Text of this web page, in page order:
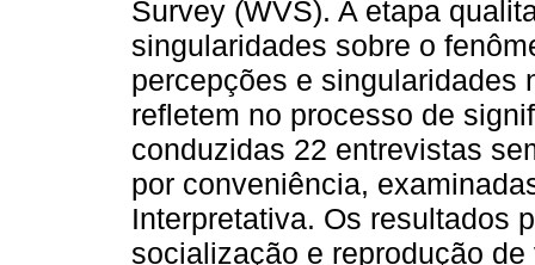
Survey (WVS). A etapa
singularidades sobre o
percepções e singularidades
refletem no processo de
conduzidas 22 entrevistas
por conveniência,
Interpretativa. Os resultados
socialização e reprodução